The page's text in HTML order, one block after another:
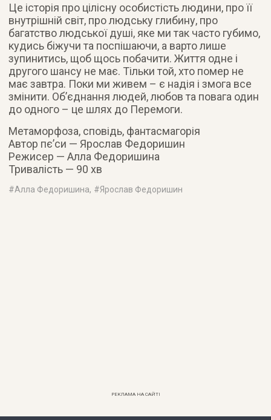
Це історія про цілісну особистість людини, про її
внутрішній світ, про людську глибину, про
багатство людської душі, яке ми так часто губимо,
кудись біжучи та поспішаючи, а варто лише
зупинитись, щоб щось побачити. Життя одне і
другого шансу не має. Тільки той, хто помер не
має завтра. Поки ми живем – є надія і змога все
змінити. Об’єднання людей, любов та повага один
до одного – це шлях до Перемоги.
Метаморфоза, сповідь, фантасмагорія
Автор пє’си — Ярослав Федоришин
Режисер — Алла Федоришина
Тривалість — 90 хв
#Алла Федоришина, #Ярослав Федоришин
РЕКЛАМА НА САЙТІ